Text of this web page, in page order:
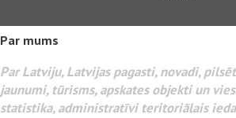
Par mums
Par Latviju, Latvijas pagasti, novadi,
jaunumi, tūrisms, apskates objekti un
statistika, administratīvi teritoriālais